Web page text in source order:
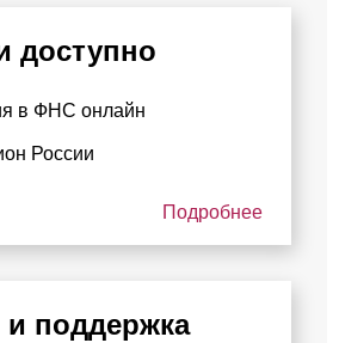
доступно
в ФНС онлайн
России
Подробнее
поддержка